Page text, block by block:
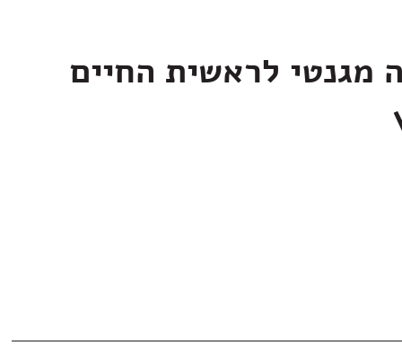
מגנטי לראשית החיים